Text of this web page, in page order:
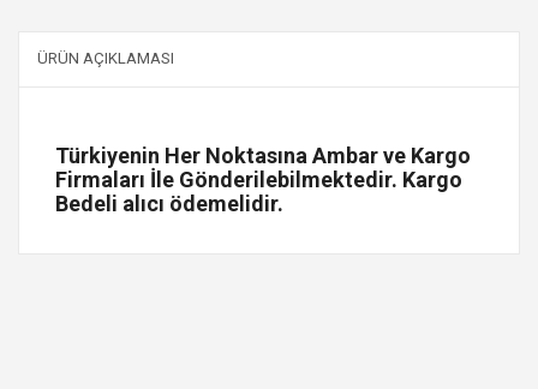
ÜRÜN AÇIKLAMASI
Türkiyenin Her Noktasına Ambar ve Kargo
Firmaları İle Gönderilebilmektedir. Kargo
Bedeli alıcı ödemelidir.